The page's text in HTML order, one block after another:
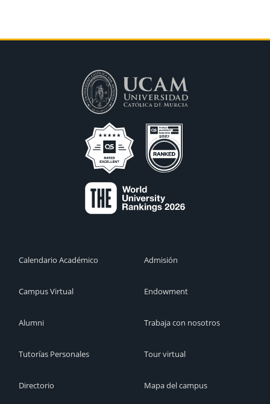
Calendario Académico
Campus Virtual
Alumni
Tutorías Personales
Directorio
Admisión
Endowment
Trabaja con nosotros
Tour virtual
Mapa del campus